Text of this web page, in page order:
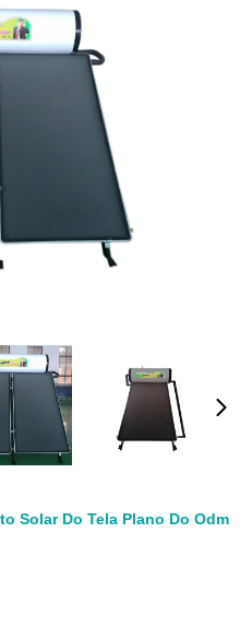
Solar Do Tela Plano Do Odm